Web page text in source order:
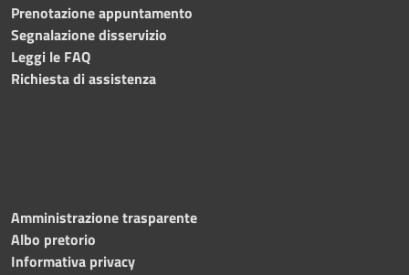
Prenotazione appuntamento
Segnalazione disservizio
Leggi le FAQ
Richiesta di assistenza
Amministrazione trasparente
Albo pretorio
Informativa privacy